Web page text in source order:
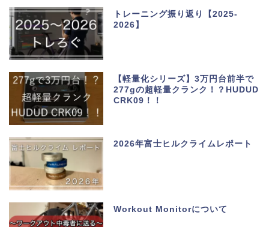
トレーニング振り返り【2025-
2026】
【軽量化シリーズ】3万円台前半で
277gの超軽量クランク！？HUDUD
CRK09！！
2026年富士ヒルクライムレポート
Workout Monitorについて